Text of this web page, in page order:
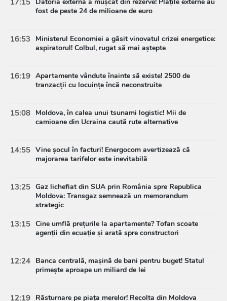
17:15
fost de peste 24 de milioane de euro
16:53
Ministerul Economiei a găsit vinovatul crizei energetice:
aspiratorul! Colbul, rugat să mai aștepte
16:19 Apartamente vândute înainte să existe! 2500 de
tranzacții cu locuințe încă neconstruite
15:08 Moldova, în calea unui tsunami logistic! Mii de
camioane din Ucraina caută rute alternative
14:55 Vine șocul în facturi! Energocom avertizează că
majorarea tarifelor este inevitabilă
13:25 Gaz lichefiat din SUA prin România spre Republica
Moldova: Transgaz semnează un memorandum
strategic
13:15 Cine umflă prețurile la apartamente? Tofan scoate
agenții din ecuație și arată spre constructori
12:24 Banca centrală, mașină de bani pentru buget! Statul
primește aproape un miliard de lei
12:19 Răsturnare pe piața merelor! Recolta din Moldova